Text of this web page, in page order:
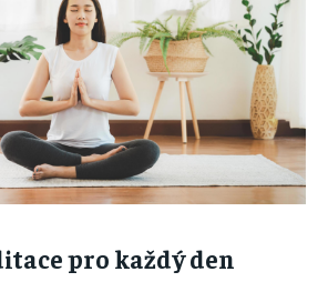
pro každý den